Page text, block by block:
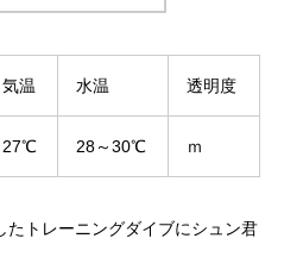
気温 水温 透明度
27℃ 28～30℃ ｍ
トレーニングダイブにシュン君